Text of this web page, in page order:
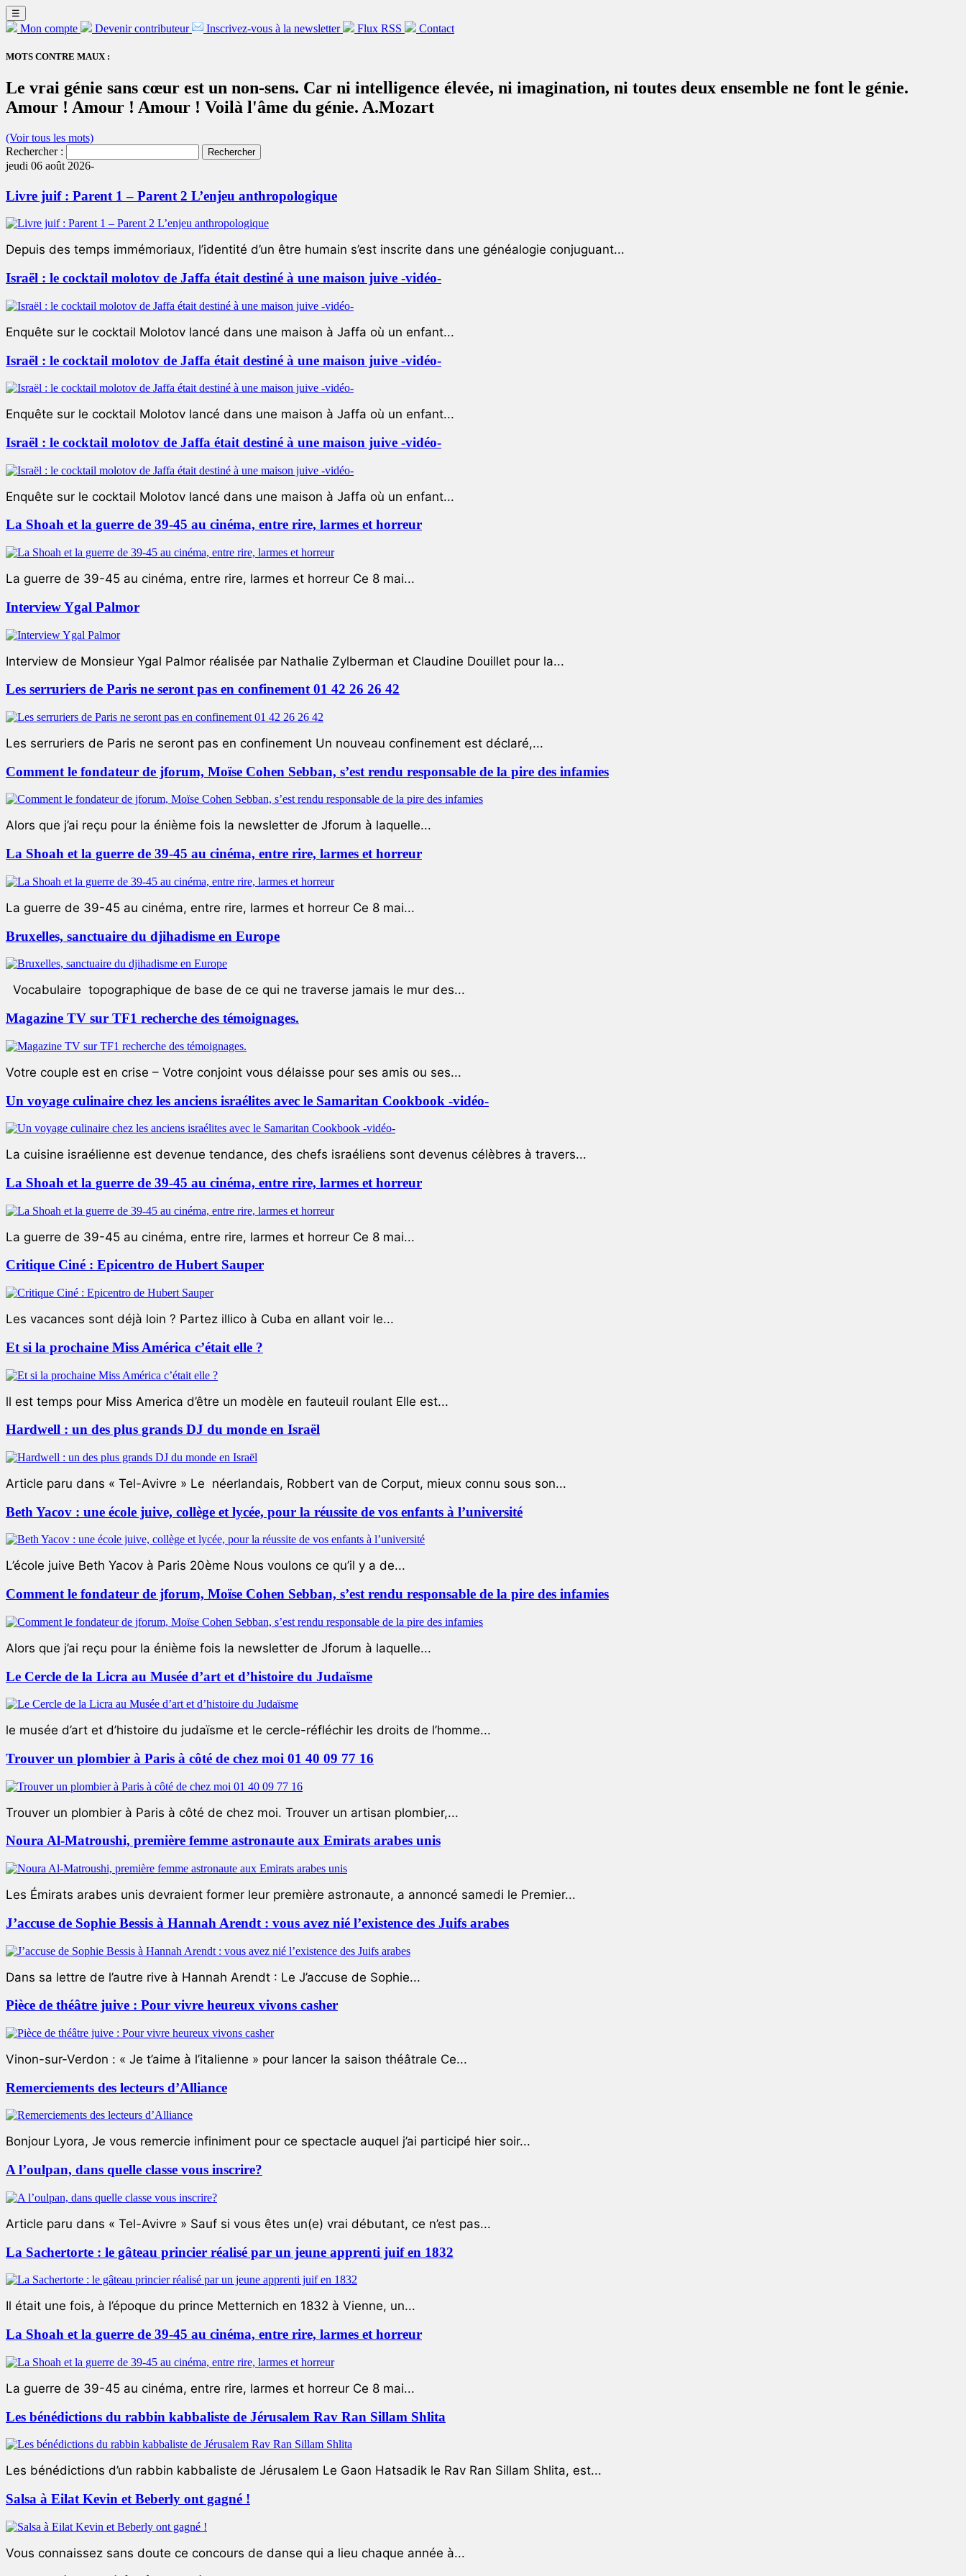
☰
Mon compte Devenir contributeur Inscrivez-vous à la newsletter Flux RSS Contact
MOTS CONTRE MAUX :
Le vrai génie sans cœur est un non-sens. Car ni intelligence élevée, ni imagination, ni toutes deux ensemble ne font le génie.
Amour ! Amour ! Amour ! Voilà l'âme du génie. A.Mozart
(Voir tous les mots)
Rechercher :
jeudi 06 août 2026-
Livre juif : Parent 1 – Parent 2 L’enjeu anthropologique
Depuis des temps immémoriaux, l’identité d’un être humain s’est inscrite dans une généalogie conjuguant...
Israël : le cocktail molotov de Jaffa était destiné à une maison juive -vidéo-
Enquête sur le cocktail Molotov lancé dans une maison à Jaffa où un enfant...
Israël : le cocktail molotov de Jaffa était destiné à une maison juive -vidéo-
Enquête sur le cocktail Molotov lancé dans une maison à Jaffa où un enfant...
Israël : le cocktail molotov de Jaffa était destiné à une maison juive -vidéo-
Enquête sur le cocktail Molotov lancé dans une maison à Jaffa où un enfant...
La Shoah et la guerre de 39-45 au cinéma, entre rire, larmes et horreur
La guerre de 39-45 au cinéma, entre rire, larmes et horreur Ce 8 mai...
Interview Ygal Palmor
Interview de Monsieur Ygal Palmor réalisée par Nathalie Zylberman et Claudine Douillet pour la...
Les serruriers de Paris ne seront pas en confinement 01 42 26 26 42
Les serruriers de Paris ne seront pas en confinement Un nouveau confinement est déclaré,...
Comment le fondateur de jforum, Moïse Cohen Sebban, s’est rendu responsable de la pire des infamies
Alors que j’ai reçu pour la énième fois la newsletter de Jforum à laquelle...
La Shoah et la guerre de 39-45 au cinéma, entre rire, larmes et horreur
La guerre de 39-45 au cinéma, entre rire, larmes et horreur Ce 8 mai...
Bruxelles, sanctuaire du djihadisme en Europe
Vocabulaire topographique de base de ce qui ne traverse jamais le mur des...
Magazine TV sur TF1 recherche des témoignages.
Votre couple est en crise – Votre conjoint vous délaisse pour ses amis ou ses...
Un voyage culinaire chez les anciens israélites avec le Samaritan Cookbook -vidéo-
La cuisine israélienne est devenue tendance, des chefs israéliens sont devenus célèbres à travers...
La Shoah et la guerre de 39-45 au cinéma, entre rire, larmes et horreur
La guerre de 39-45 au cinéma, entre rire, larmes et horreur Ce 8 mai...
Critique Ciné : Epicentro de Hubert Sauper
Les vacances sont déjà loin ? Partez illico à Cuba en allant voir le...
Et si la prochaine Miss América c’était elle ?
ll est temps pour Miss America d’être un modèle en fauteuil roulant Elle est...
Hardwell : un des plus grands DJ du monde en Israël
Article paru dans « Tel-Avivre » Le néerlandais, Robbert van de Corput, mieux connu sous son...
Beth Yacov : une école juive, collège et lycée, pour la réussite de vos enfants à l’université
L’école juive Beth Yacov à Paris 20ème Nous voulons ce qu’il y a de...
Comment le fondateur de jforum, Moïse Cohen Sebban, s’est rendu responsable de la pire des infamies
Alors que j’ai reçu pour la énième fois la newsletter de Jforum à laquelle...
Le Cercle de la Licra au Musée d’art et d’histoire du Judaïsme
le musée d’art et d’histoire du judaïsme et le cercle-réfléchir les droits de l’homme...
Trouver un plombier à Paris à côté de chez moi 01 40 09 77 16
Trouver un plombier à Paris à côté de chez moi. Trouver un artisan plombier,...
Noura Al-Matroushi, première femme astronaute aux Emirats arabes unis
Les Émirats arabes unis devraient former leur première astronaute, a annoncé samedi le Premier...
J’accuse de Sophie Bessis à Hannah Arendt : vous avez nié l’existence des Juifs arabes
Dans sa lettre de l’autre rive à Hannah Arendt : Le J’accuse de Sophie...
Pièce de théâtre juive : Pour vivre heureux vivons casher
Vinon-sur-Verdon : « Je t’aime à l’italienne » pour lancer la saison théâtrale Ce...
Remerciements des lecteurs d’Alliance
Bonjour Lyora, Je vous remercie infiniment pour ce spectacle auquel j’ai participé hier soir...
A l’oulpan, dans quelle classe vous inscrire?
Article paru dans « Tel-Avivre » Sauf si vous êtes un(e) vrai débutant, ce n’est pas...
La Sachertorte : le gâteau princier réalisé par un jeune apprenti juif en 1832
Il était une fois, à l’époque du prince Metternich en 1832 à Vienne, un...
La Shoah et la guerre de 39-45 au cinéma, entre rire, larmes et horreur
La guerre de 39-45 au cinéma, entre rire, larmes et horreur Ce 8 mai...
Les bénédictions du rabbin kabbaliste de Jérusalem Rav Ran Sillam Shlita
Les bénédictions d’un rabbin kabbaliste de Jérusalem Le Gaon Hatsadik le Rav Ran Sillam Shlita, est...
Salsa à Eilat Kevin et Beberly ont gagné !
Vous connaissez sans doute ce concours de danse qui a lieu chaque année à...